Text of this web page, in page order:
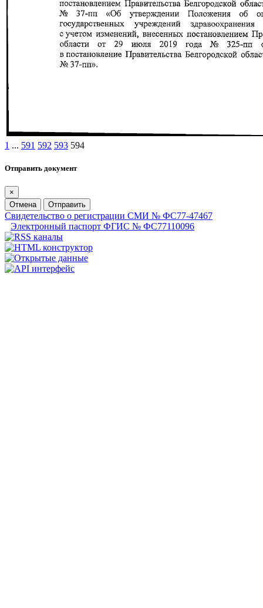
1 ... 591 592 593 594
Отправить документ
×
Отмена
Отправить
Свидетельство о регистрации СМИ № ФС77-47467
Электронный паспорт ФГИС № ФС77110096